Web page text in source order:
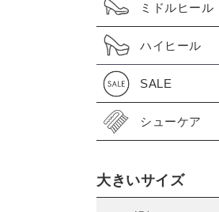
ミドルヒール
ハイヒール
SALE
シューケア
大きいサイズ